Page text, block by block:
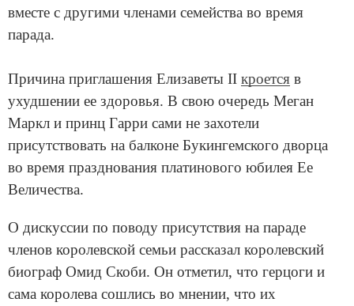
вместе с другими членами семейства во время
парада.
Причина приглашения Елизаветы II кроется в
ухудшении ее здоровья. В свою очередь Меган
Маркл и принц Гарри сами не захотели
присутствовать на балконе Букингемского дворца
во время празднования платинового юбилея Ее
Величества.
О дискуссии по поводу присутствия на параде
членов королевской семьи рассказал королевский
биограф Омид Скоби. Он отметил, что герцоги и
сама королева сошлись во мнении, что их